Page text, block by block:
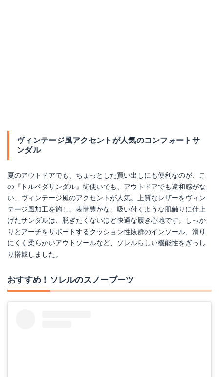
ヴィンテージ風アクセントが人気のコンフォートサ
ンダル
夏のアウトドアでも、ちょっとした買い出しにも便利なのが、こ
の『トルペダサンダル』街使いでも、アウトドアでも違和感がな
い、ヴィンテージ風のアクセントが人気。上質なレザーをヴィン
テージ風加工を施し、表情豊かな、吸い付くような肌触りに仕上
げたサンダルは、脱ぎたくないほど快適な履き心地です。しっか
りとアーチをサポートするクッション性抜群のインソール、滑り
にくく柔らかいアウトソールなど、ソレルらしい機能性をぎっし
り搭載しました。
おすすめ！ソレルのスノーブーツ